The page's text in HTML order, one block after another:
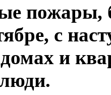
пожары,
с
и